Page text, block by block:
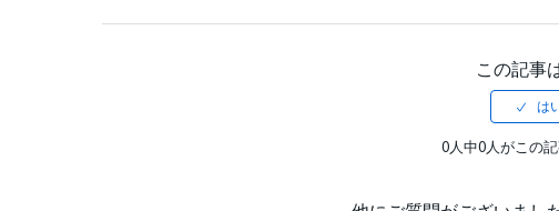
この記事
0人中0人がこの